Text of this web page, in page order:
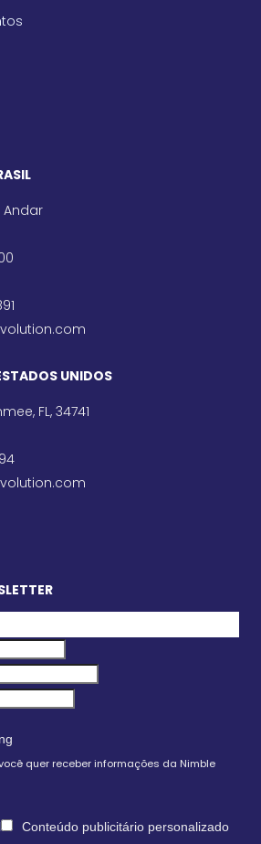
Andar
UNIDOS
FL, 34741
quer receber informações da Nimble
Conteúdo publicitário personalizado